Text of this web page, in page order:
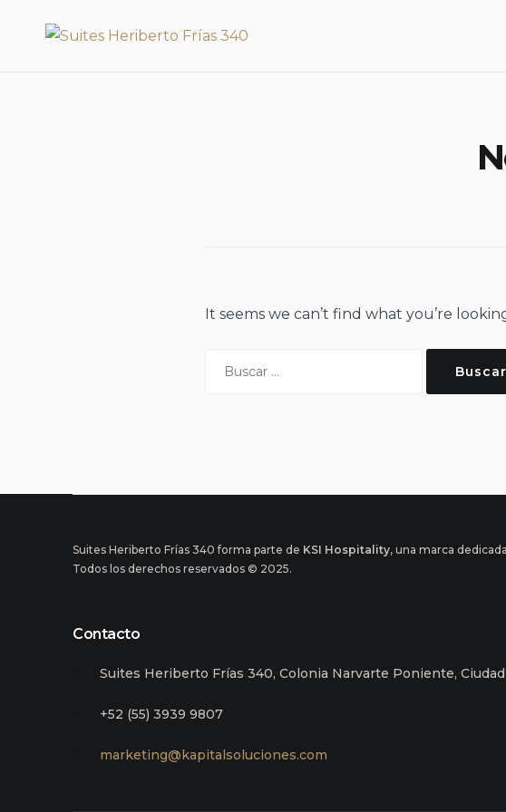
Suites Heriberto Frías
340
It seems we can’t find what you’re
Suites Heriberto Frías 340 forma parte de KSI Hospitality, una marca
Todos los derechos reservados © 2025.
Contacto
Suites Heriberto Frías 340, Colonia Narvarte Poniente,
+52 (55) 3939 9807
marketing@kapitalsoluciones.com